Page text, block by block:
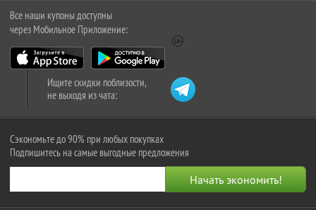
Все наши купоны доступны
через Мобильное Приложение:
Ищите скидки поблизости,
не выходя из чата:
Сэкономьте до 90% при любых покупках
Подпишитесь на самые выгодные предложения